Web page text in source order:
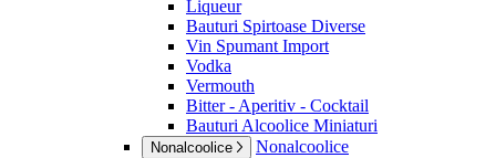
Liqueur
Bauturi Spirtoase Diverse
Vin Spumant Import
Vodka
Vermouth
Bitter - Aperitiv - Cocktail
Bauturi Alcoolice Miniaturi
Nonalcoolice Nonalcoolice